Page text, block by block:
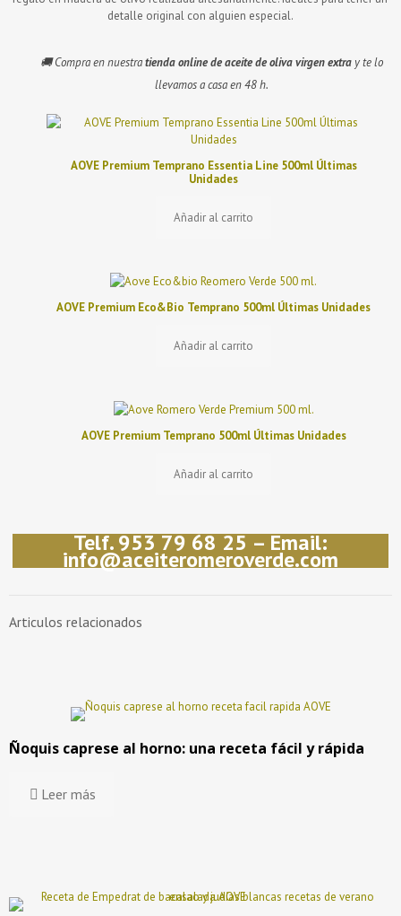
detalle original con alguien especial.
🚚 Compra en nuestratienda online de aceite de oliva virgen extray te lo
llevamos a casa en 48 h.
AOVE Premium Temprano Essentia Line 500ml Últimas
Unidades
Añadir al carrito
AOVE Premium Eco&Bio Temprano 500ml Últimas Unidades
Añadir al carrito
AOVE Premium Temprano 500ml Últimas Unidades
Añadir al carrito
Telf. 953 79 68 25 – Email:
info@aceiteromeroverde.com
Articulos relacionados
Ñoquis caprese al horno: una receta fácil y rápida
Leer más